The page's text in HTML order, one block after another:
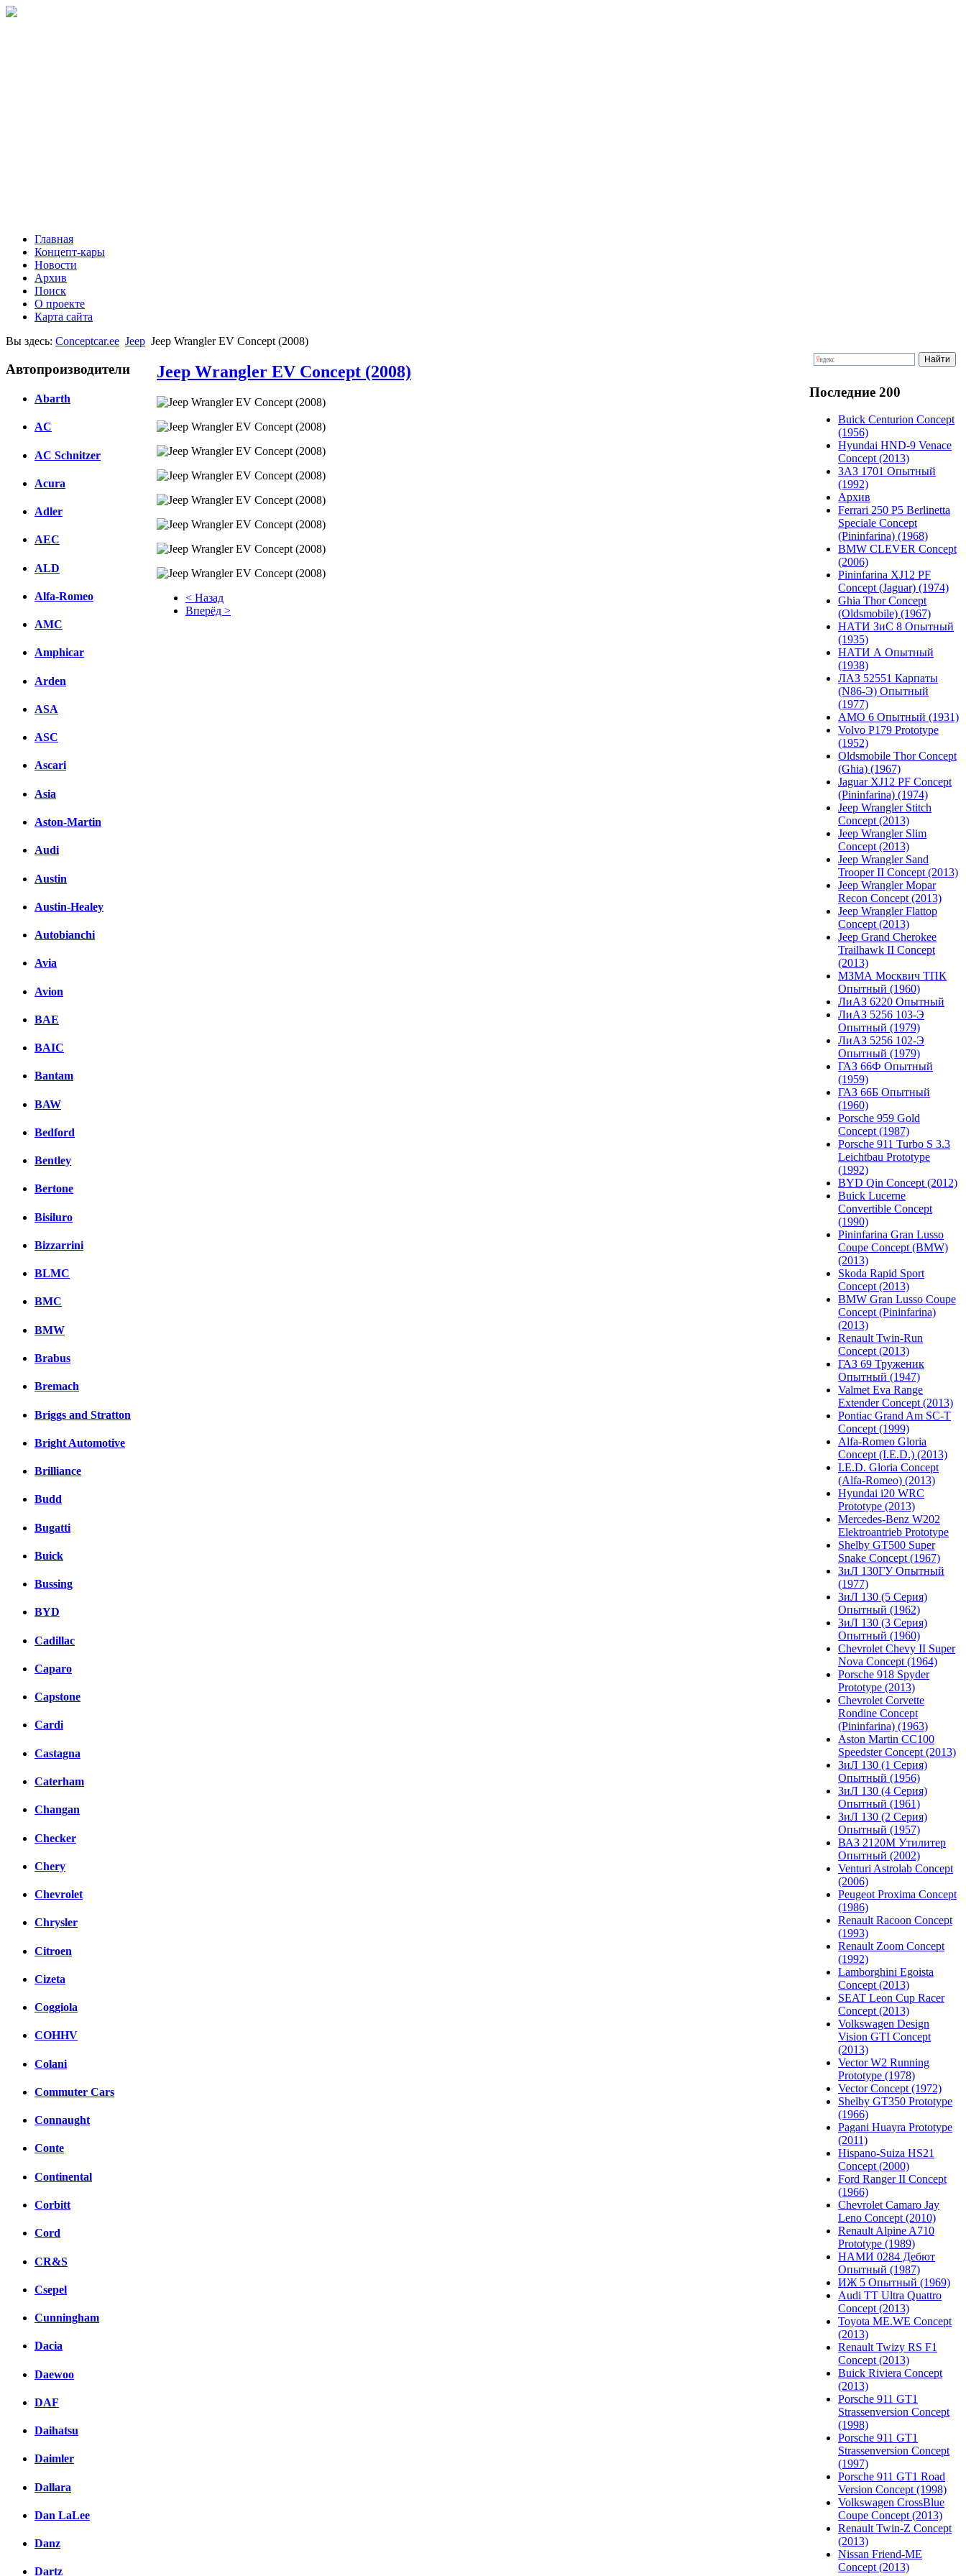
Главная
Концепт-кары
Новости
Архив
Поиск
О проекте
Карта сайта
Вы здесь: Conceptcar.ee Jeep Jeep Wrangler EV Concept (2008)
Автопроизводители
Abarth
AC
AC Schnitzer
Acura
Adler
AEC
ALD
Alfa-Romeo
AMC
Amphicar
Arden
ASA
ASC
Ascari
Asia
Aston-Martin
Audi
Austin
Austin-Healey
Autobianchi
Avia
Avion
BAE
BAIC
Bantam
BAW
Bedford
Bentley
Bertone
Bisiluro
Bizzarrini
BLMC
BMC
BMW
Brabus
Bremach
Briggs and Stratton
Bright Automotive
Brilliance
Budd
Bugatti
Buick
Bussing
BYD
Cadillac
Caparo
Capstone
Cardi
Castagna
Caterham
Changan
Checker
Chery
Chevrolet
Chrysler
Citroen
Cizeta
Coggiola
COHHV
Colani
Commuter Cars
Connaught
Conte
Continental
Corbitt
Cord
CR&S
Csepel
Cunningham
Dacia
Daewoo
DAF
Daihatsu
Daimler
Dallara
Dan LaLee
Danz
Dartz
Jeep Wrangler EV Concept (2008)
< Назад
Вперёд >
Последние 200
Buick Centurion Concept
(1956)
Hyundai HND-9 Venace
Concept (2013)
ЗАЗ 1701 Опытный
(1992)
Архив
Ferrari 250 P5 Berlinetta
Speciale Concept
(Pininfarina) (1968)
BMW CLEVER Concept
(2006)
Pininfarina XJ12 PF
Concept (Jaguar) (1974)
Ghia Thor Concept
(Oldsmobile) (1967)
НАТИ ЗиС 8 Опытный
(1935)
НАТИ А Опытный
(1938)
ЛАЗ 52551 Карпаты
(N86-Э) Опытный
(1977)
АМО 6 Опытный (1931)
Volvo P179 Prototype
(1952)
Oldsmobile Thor Concept
(Ghia) (1967)
Jaguar XJ12 PF Concept
(Pininfarina) (1974)
Jeep Wrangler Stitch
Concept (2013)
Jeep Wrangler Slim
Concept (2013)
Jeep Wrangler Sand
Trooper II Concept (2013)
Jeep Wrangler Mopar
Recon Concept (2013)
Jeep Wrangler Flattop
Concept (2013)
Jeep Grand Cherokee
Trailhawk II Concept
(2013)
МЗМА Москвич ТПК
Опытный (1960)
ЛиАЗ 6220 Опытный
ЛиАЗ 5256 103-Э
Опытный (1979)
ЛиАЗ 5256 102-Э
Опытный (1979)
ГАЗ 66Ф Опытный
(1959)
ГАЗ 66Б Опытный
(1960)
Porsche 959 Gold
Concept (1987)
Porsche 911 Turbo S 3.3
Leichtbau Prototype
(1992)
BYD Qin Concept (2012)
Buick Lucerne
Convertible Concept
(1990)
Pininfarina Gran Lusso
Coupe Concept (BMW)
(2013)
Skoda Rapid Sport
Concept (2013)
BMW Gran Lusso Coupe
Concept (Pininfarina)
(2013)
Renault Twin-Run
Concept (2013)
ГАЗ 69 Труженик
Опытный (1947)
Valmet Eva Range
Extender Concept (2013)
Pontiac Grand Am SC-T
Concept (1999)
Alfa-Romeo Gloria
Concept (I.E.D.) (2013)
I.E.D. Gloria Concept
(Alfa-Romeo) (2013)
Hyundai i20 WRC
Prototype (2013)
Mercedes-Benz W202
Elektroantrieb Prototype
Shelby GT500 Super
Snake Concept (1967)
ЗиЛ 130ГУ Опытный
(1977)
ЗиЛ 130 (5 Серия)
Опытный (1962)
ЗиЛ 130 (3 Серия)
Опытный (1960)
Chevrolet Chevy II Super
Nova Concept (1964)
Porsche 918 Spyder
Prototype (2013)
Chevrolet Corvette
Rondine Concept
(Pininfarina) (1963)
Aston Martin CC100
Speedster Concept (2013)
ЗиЛ 130 (1 Серия)
Опытный (1956)
ЗиЛ 130 (4 Серия)
Опытный (1961)
ЗиЛ 130 (2 Серия)
Опытный (1957)
ВАЗ 2120М Утилитер
Опытный (2002)
Venturi Astrolab Concept
(2006)
Peugeot Proxima Concept
(1986)
Renault Racoon Concept
(1993)
Renault Zoom Concept
(1992)
Lamborghini Egoista
Concept (2013)
SEAT Leon Cup Racer
Concept (2013)
Volkswagen Design
Vision GTI Concept
(2013)
Vector W2 Running
Prototype (1978)
Vector Concept (1972)
Shelby GT350 Prototype
(1966)
Pagani Huayra Prototype
(2011)
Hispano-Suiza HS21
Concept (2000)
Ford Ranger II Concept
(1966)
Chevrolet Camaro Jay
Leno Concept (2010)
Renault Alpine A710
Prototype (1989)
НАМИ 0284 Дебют
Опытный (1987)
ИЖ 5 Опытный (1969)
Audi TT Ultra Quattro
Concept (2013)
Toyota ME.WE Concept
(2013)
Renault Twizy RS F1
Concept (2013)
Buick Riviera Concept
(2013)
Porsche 911 GT1
Strassenversion Concept
(1998)
Porsche 911 GT1
Strassenversion Concept
(1997)
Porsche 911 GT1 Road
Version Concept (1998)
Volkswagen CrossBlue
Coupe Concept (2013)
Renault Twin-Z Concept
(2013)
Nissan Friend-ME
Concept (2013)